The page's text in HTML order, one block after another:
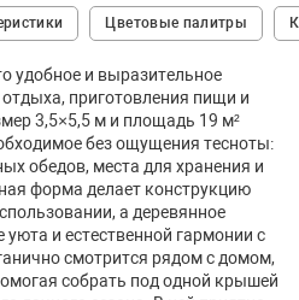
Цветовые палитры
и выразительное
приготовления пищи и
3,5×5,5 м и площадь 19 м²
без ощущения тесноты:
обедов, места для хранения и
форма делает конструкцию
а деревянное
и естественной гармонии с
смотрится рядом с домом,
собрать под одной крышей